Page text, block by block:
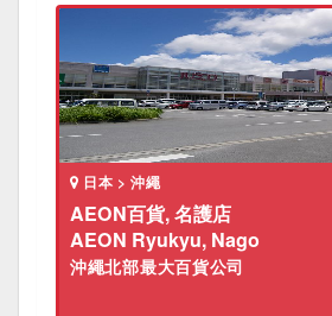
日本 > 沖繩
AEON百貨, 名護店
AEON Ryukyu, Nago
沖繩北部最大百貨公司